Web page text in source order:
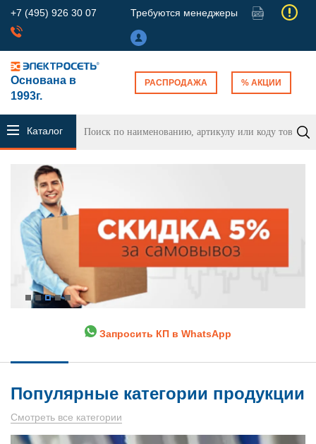
+7 (495) 926 30 07 Требуются менеджеры
Основана в
1993г.
РАСПРОДАЖА % АКЦИИ
Каталог
продукции
Запросить КП в WhatsApp
Популярные категории продукции
Смотреть все категории